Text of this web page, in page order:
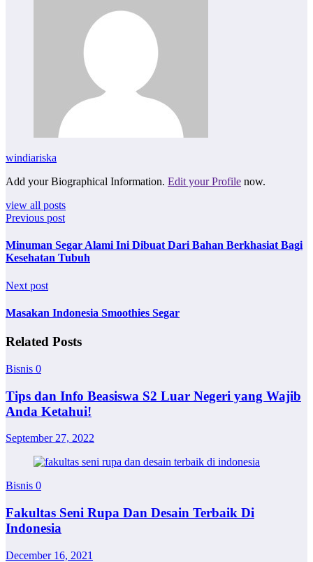
windiariska
Add your Biographical Information. Edit your Profile now.
view all posts
Previous post
Minuman Segar Alami Ini Dibuat Dari Bahan Berkhasiat Bagi
Kesehatan Tubuh
Next post
Masakan Indonesia Smoothies Segar
Related Posts
Bisnis 0
Tips dan Info Beasiswa S2 Luar Negeri yang Wajib
Anda Ketahui!
September 27, 2022
Bisnis 0
Fakultas Seni Rupa Dan Desain Terbaik Di
Indonesia
December 16, 2021